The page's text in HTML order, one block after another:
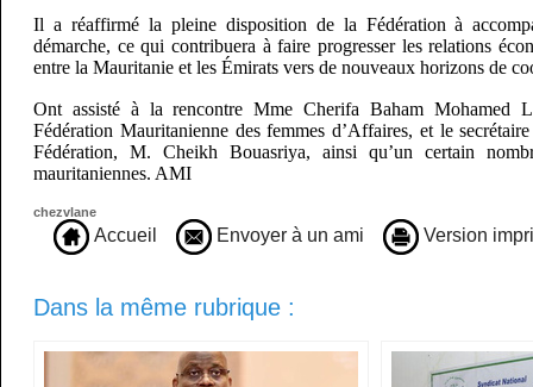
Il a réaffirmé la pleine disposition de la Fédération à
démarche, ce qui contribuera à faire progresser les relations
entre la Mauritanie et les Émirats vers de nouveaux horizons de
Ont assisté à la rencontre Mme Cherifa Baham Mohamed
Fédération Mauritanienne des femmes d’Affaires, et le
Fédération, M. Cheikh Bouasriya, ainsi qu’un certain
mauritaniennes. AMI
chezvlane
Accueil Envoyer à un ami Version
Dans la même rubrique :